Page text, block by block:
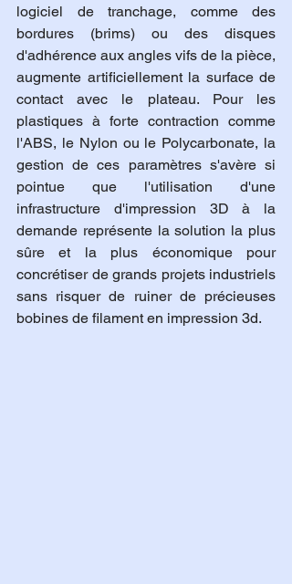
logiciel de tranchage, comme des
bordures (brims) ou des disques
d'adhérence aux angles vifs de la pièce,
augmente artificiellement la surface de
contact avec le plateau. Pour les
plastiques à forte contraction comme
l'ABS, le Nylon ou le Polycarbonate, la
gestion de ces paramètres s'avère si
pointue que l'utilisation d'une
infrastructure d'impression 3D à la
demande représente la solution la plus
sûre et la plus économique pour
concrétiser de grands projets industriels
sans risquer de ruiner de précieuses
bobines de filament en impression 3d.